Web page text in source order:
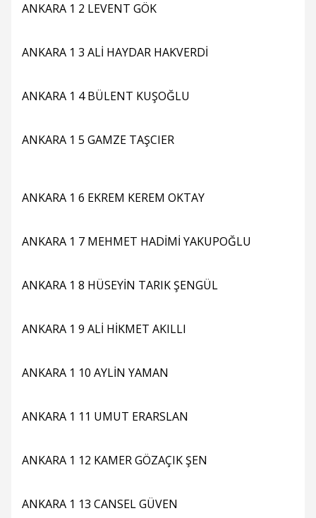
ANKARA 1 2 LEVENT GÖK
ANKARA 1 3 ALİ HAYDAR HAKVERDİ
ANKARA 1 4 BÜLENT KUŞOĞLU
ANKARA 1 5 GAMZE TAŞCIER
ANKARA 1 6 EKREM KEREM OKTAY
ANKARA 1 7 MEHMET HADİMİ YAKUPOĞLU
ANKARA 1 8 HÜSEYİN TARIK ŞENGÜL
ANKARA 1 9 ALİ HİKMET AKILLI
ANKARA 1 10 AYLİN YAMAN
ANKARA 1 11 UMUT ERARSLAN
ANKARA 1 12 KAMER GÖZAÇIK ŞEN
ANKARA 1 13 CANSEL GÜVEN